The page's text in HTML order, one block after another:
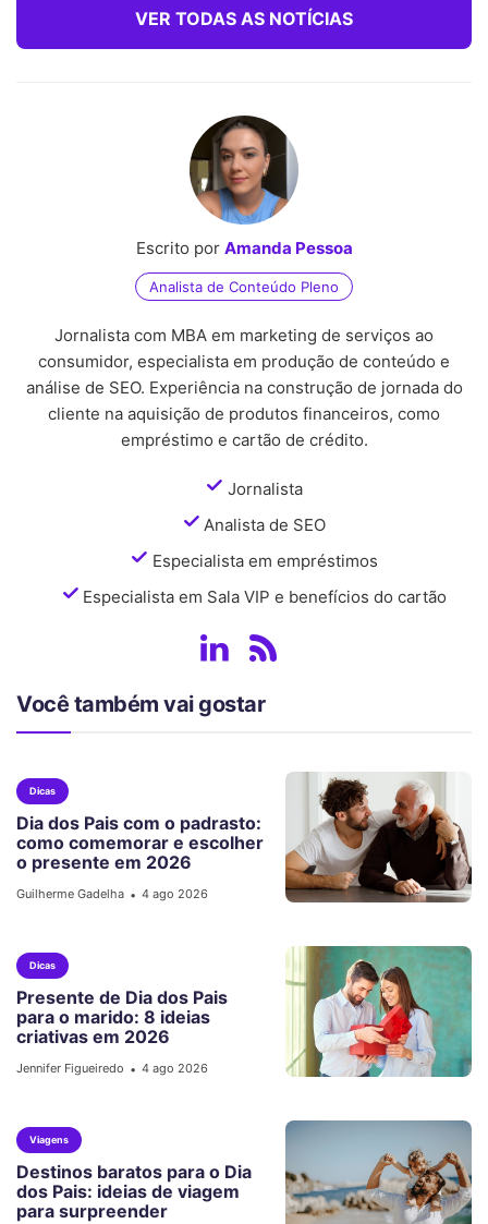
VER TODAS AS NOTÍCIAS
Escrito por Amanda Pessoa
Analista de Conteúdo Pleno
Jornalista com MBA em marketing de serviços ao
consumidor, especialista em produção de conteúdo e
análise de SEO. Experiência na construção de jornada do
cliente na aquisição de produtos financeiros, como
empréstimo e cartão de crédito.
Jornalista
Analista de SEO
Especialista em empréstimos
Especialista em Sala VIP e benefícios do cartão
Você também vai gostar
Dicas
Dia dos Pais com o padrasto:
como comemorar e escolher
o presente em 2026
Guilherme Gadelha • 4 ago 2026
Dicas
Presente de Dia dos Pais
para o marido: 8 ideias
criativas em 2026
Jennifer Figueiredo • 4 ago 2026
Viagens
Destinos baratos para o Dia
dos Pais: ideias de viagem
para surpreender